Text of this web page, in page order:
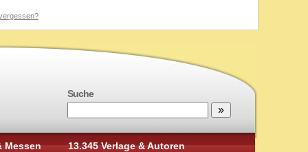
Suche
Messen 13.345 Verlage & Autoren